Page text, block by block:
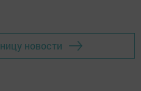
новости